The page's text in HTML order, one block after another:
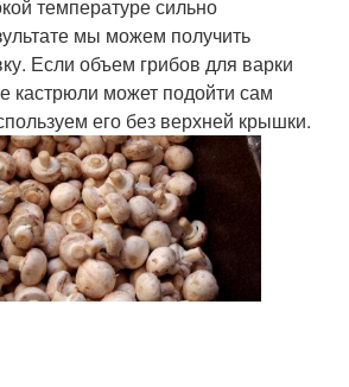
температуре сильно
мы можем получить
Если объем грибов для варки
кастрюли может подойти сам
его без верхней крышки.